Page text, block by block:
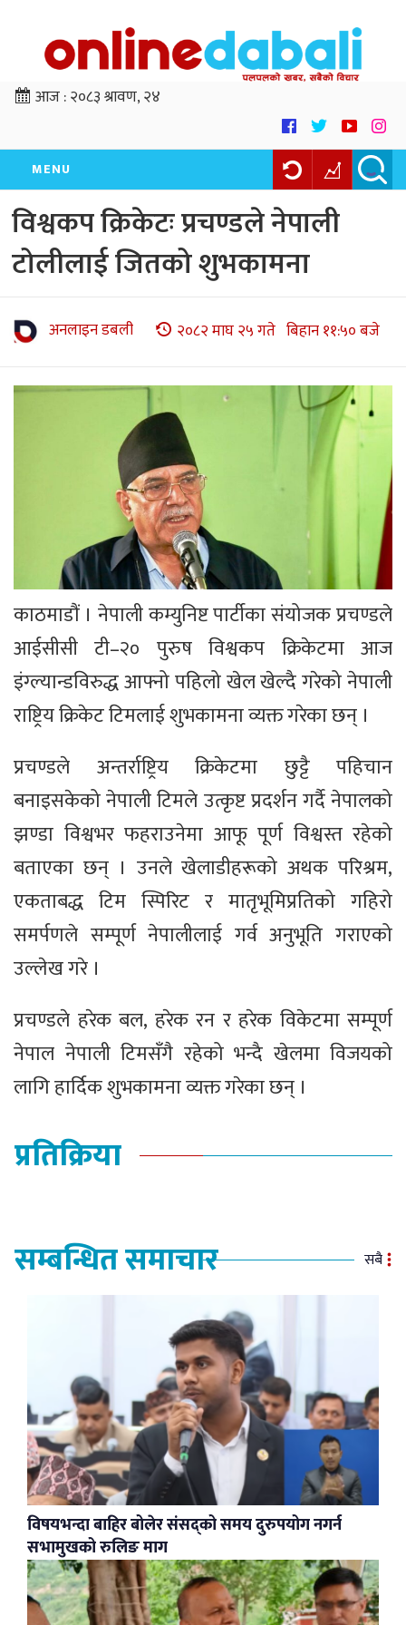
आज :२०८३ श्रावण, २४
MENU
विश्वकप क्रिकेटः प्रचण्डले नेपाली
टोलीलाई जितको शुभकामना
अनलाइन डबली २०८२ माघ २५ गते बिहान ११:५० बजे
काठमाडौं । नेपाली कम्युनिष्ट पार्टीका संयोजक प्रचण्डले
आईसीसी टी–२० पुरुष विश्वकप क्रिकेटमा आज
इंग्ल्यान्डविरुद्ध आफ्नो पहिलो खेल खेल्दै गरेको नेपाली
राष्ट्रिय क्रिकेट टिमलाई शुभकामना व्यक्त गरेका छन् ।
प्रचण्डले अन्तर्राष्ट्रिय क्रिकेटमा छुट्टै पहिचान
बनाइसकेको नेपाली टिमले उत्कृष्ट प्रदर्शन गर्दै नेपालको
झण्डा विश्वभर फहराउनेमा आफू पूर्ण विश्वस्त रहेको
बताएका छन् । उनले खेलाडीहरूको अथक परिश्रम,
एकताबद्ध टिम स्पिरिट र मातृभूमिप्रतिको गहिरो
समर्पणले सम्पूर्ण नेपालीलाई गर्व अनुभूति गराएको
उल्लेख गरे ।
प्रचण्डले हरेक बल, हरेक रन र हरेक विकेटमा सम्पूर्ण
नेपाल नेपाली टिमसँगै रहेको भन्दै खेलमा विजयको
लागि हार्दिक शुभकामना व्यक्त गरेका छन् ।
प्रतिक्रिया
सम्बन्धित समाचार सबै
विषयभन्दा बाहिर बोलेर संसद्को समय दुरुपयोग नगर्न
सभामुखको रुलिङ माग